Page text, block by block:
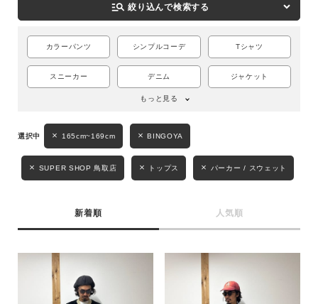
manage_search 絞り込んで検索する
カラーパンツ シンプルコーデ Tシャツ
スニーカー デニム ジャケット
もっと見る
165cm~169cm BINGOYA
SUPER SHOP 鳥取店 トップス パーカー / スウェット
新着順 人気順